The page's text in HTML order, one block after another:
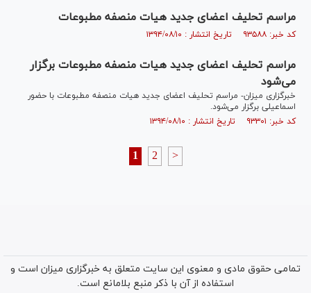
مراسم تحلیف اعضای جدید هیات منصفه مطبوعات
کد خبر: ۹۳۵۸۸ تاریخ انتشار : ۱۳۹۴/۰۸/۱۰
مراسم تحلیف اعضای جدید هیات منصفه مطبوعات برگزار
می‌شود
خبرگزاری میزان- مراسم تحلیف اعضای جدید هیات منصفه مطبوعات با حضور
اسماعیلی برگزار می‌شود.
کد خبر: ۹۳۳۰۱ تاریخ انتشار : ۱۳۹۴/۰۸/۱۰
1 2 >
تمامی حقوق مادی و معنوی این سایت متعلق به خبرگزاری میزان است و
استفاده از آن با ذکر منبع بلامانع است.